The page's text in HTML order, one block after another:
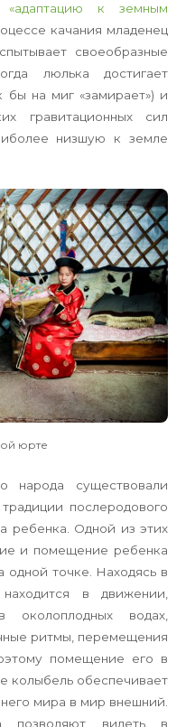
«адаптацию к земным
качания младенец
своеобразные
люлька достигает
бы на миг «замирает») и
гравитационных сил
низшую к земле
юрте
народа существова­ли
после­родового
ребенка. Одной из этих
и помещение ребенка
одной точке. Находясь в
в движении,
околоплодных водах,
ритмы, перемещения
помещение его в
колыбель обеспечивает
мира в мир внешний.
позволяют видеть в